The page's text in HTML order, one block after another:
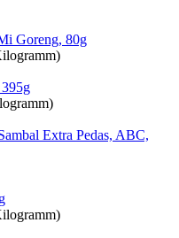
Goreng, 80g
Extra Pedas, ABC,